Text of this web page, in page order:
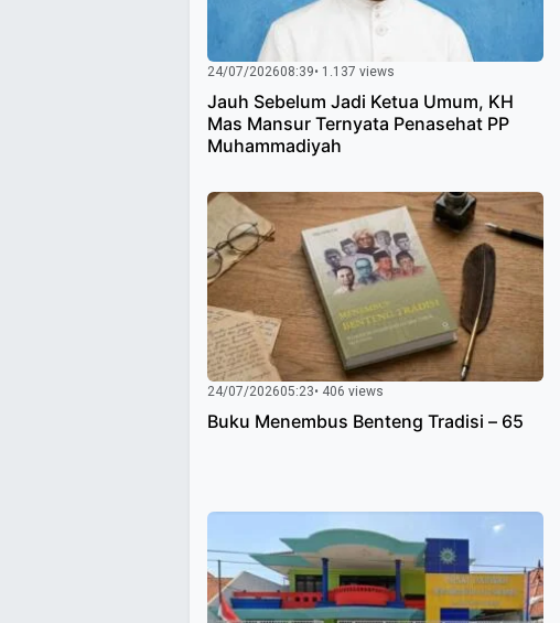
24/07/202608:39• 1.137 views
Jauh Sebelum Jadi Ketua Umum, KH
Mas Mansur Ternyata Penasehat PP
Muhammadiyah
24/07/202605:23• 406 views
Buku Menembus Benteng Tradisi – 65